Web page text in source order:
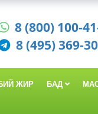
8 (800) 100-
8 (495) 369-
ЖИР БАД